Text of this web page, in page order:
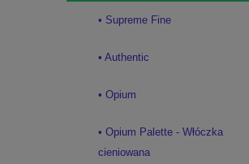
• Supreme Fine
• Authentic
• Opium
• Opium Palette - Włóczka
cieniowana